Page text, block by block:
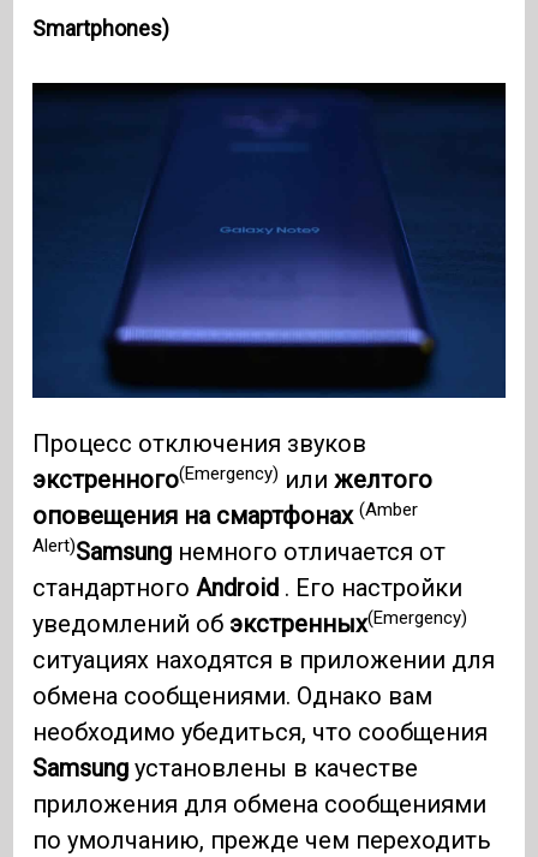
Smartphones)
Процесс отключения звуков
экстренного(Emergency) илижелтого
оповещения на смартфонах(Amber
Alert)Samsung немного отличается от
стандартногоAndroid . Его настройки
уведомлений об экстренных(Emergency)
ситуациях находятся в приложении для
обмена сообщениями. Однако вам
необходимо убедиться, что сообщения
Samsung установлены в качестве
приложения для обмена сообщениями
по умолчанию, прежде чем переходить